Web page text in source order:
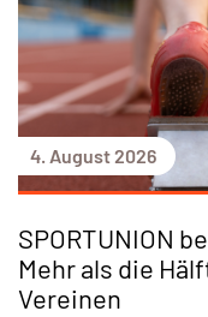
4. August 2026
SPORTUNION
Mehr als die
Vereinen